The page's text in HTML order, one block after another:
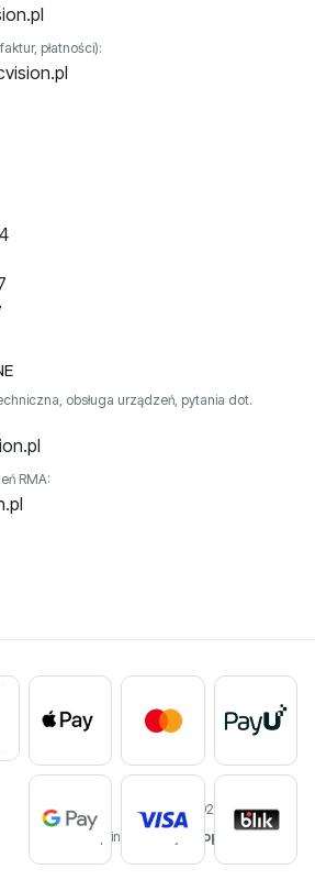
płatności):
obsługa urządzeń, pytania dot.
RMA:
©2026 ABC VISION
Sklep internetowy
Shoper Premium